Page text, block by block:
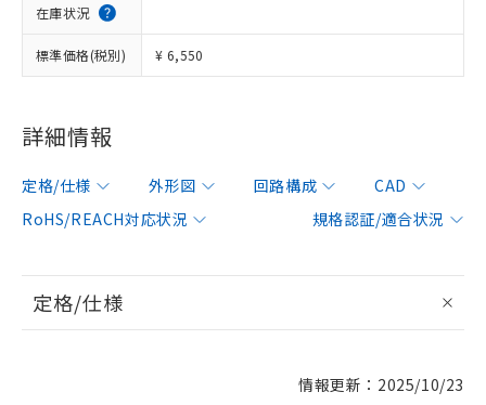
在庫状況
標準価格(税別) ¥ 6,550
詳細情報
定格/仕様 外形図 回路構成
CAD
RoHS/REACH対応状況
規格認証/適合状況
定格/仕様
情報更新：2025/10/23